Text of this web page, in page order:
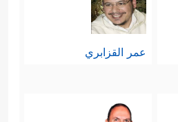
عمر القزابري